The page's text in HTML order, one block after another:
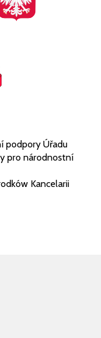
podpory Úřadu
pro národnostní
Kancelarii